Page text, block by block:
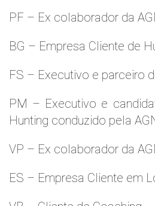
PF – Ex colaborador da
BG – Empresa Cliente de
FS – Executivo e parceiro
PM – Executivo e
Hunting conduzido pela
VP – Ex colaborador da
ES – Empresa Cliente em